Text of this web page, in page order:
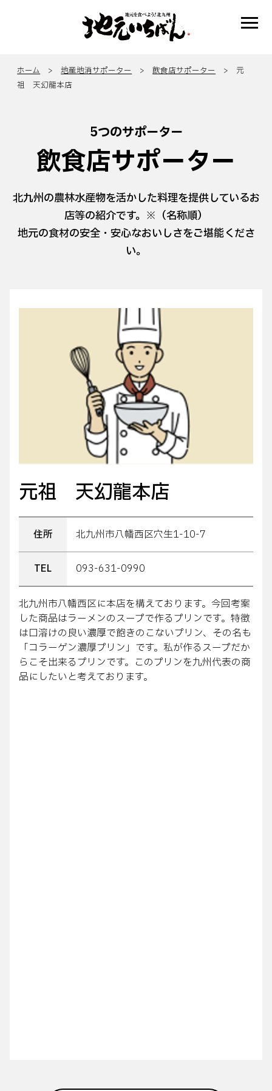
ホーム >地産地消サポーター >飲食店サポーター
> 元
祖 天幻龍本店
5つのサポーター
飲食店サポーター
北九州の農林水産物を活かした料理を提供しているお
店等の紹介です。※（名称順）
地元の食材の安全・安心なおいしさをご堪能くださ
い。
元祖 天幻龍本店
住所 北九州市八幡西区穴生1-10-7
TEL 093-631-0990
北九州市八幡西区に本店を構えております。今回考案
した商品はラーメンのスープで作るプリンです。特徴
は口溶けの良い濃厚で飽きのこないプリン、その名も
「コラーゲン濃厚プリン」です。私が作るスープだか
らこそ出来るプリンです。このプリンを九州代表の商
品にしたいと考えております。